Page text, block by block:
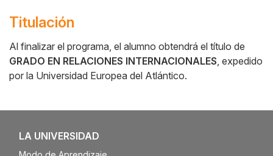
Titulación
Al finalizar el programa, el alumno obtendrá el título de
GRADO EN RELACIONES INTERNACIONALES, expedido
por la Universidad Europea del Atlántico.
LA UNIVERSIDAD